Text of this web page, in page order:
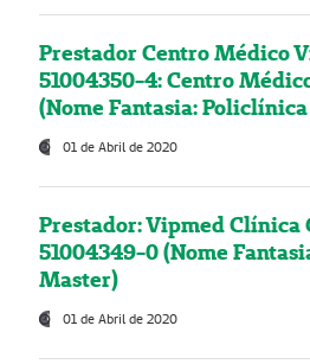
Prestador Centro Médico
51004350-4: Centro
(Nome Fantasia:
01 de Abril de 2020
Prestador: Vipmed Clínica
51004349-0 (Nome
Master)
01 de Abril de 2020